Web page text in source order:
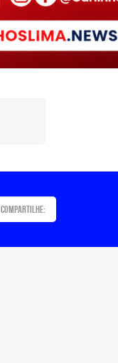
Compartilhe: